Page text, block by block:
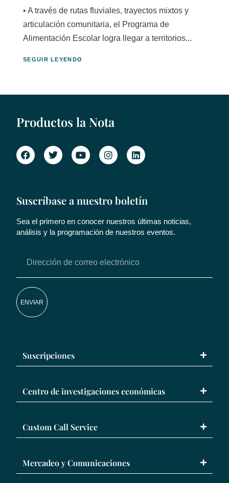
• A través de rutas fluviales, trayectos mixtos y
articulación comunitaria, el Programa de
Alimentación Escolar logra llegar a territorios...
SEGUIR LEYENDO
Productos la Nota
Suscríbase a nuestro boletín
Sea el primero en conocer nuestros últimas noticias,
análisis y la programación de nuestros eventos.
ENVIAR
Suscripciones
Centro de investigaciones económicas
Custom Call Service
Mercadeo y Comunicaciones